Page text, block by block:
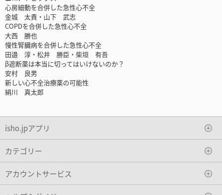
心房細動を合併した急性心不全
金城 太貴・山下 武志
COPDを合併した急性心不全
大西 勝也
慢性腎臓病を合併した急性心不全
田邉 淳・松井 勝臣・柴垣 有吾
β遮断薬は本当に切ってはいけないのか？
安村 良男
新しい心不全治療薬の可能性
絹川 真太郎
isho.jpアプリ
カテゴリー
アカウントサービス